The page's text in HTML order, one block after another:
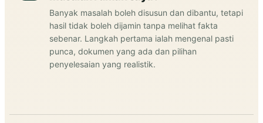
Banyak masalah boleh disusun dan dibantu, tetapi
hasil tidak boleh dijamin tanpa melihat fakta
sebenar. Langkah pertama ialah mengenal pasti
punca, dokumen yang ada dan pilihan
penyelesaian yang realistik.